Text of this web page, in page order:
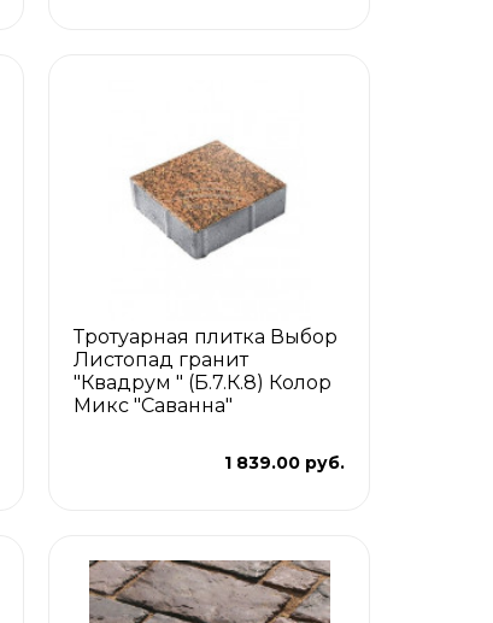
Тротуарная плитка Выбор
Листопад гранит
"Квадрум " (Б.7.К.8) Колор
Микс "Саванна"
1 839.00 руб.